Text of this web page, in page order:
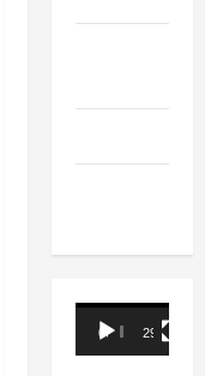
Lecteur
vidéo
00:00 29:21